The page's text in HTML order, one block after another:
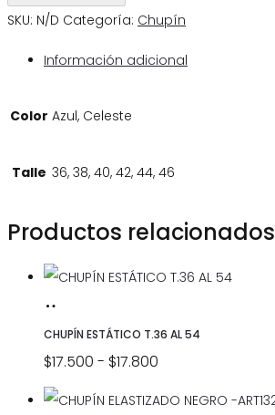
SKU: N/D Categoría: Chupín
Información adicional
Color Azul, Celeste
Talle 36, 38, 40, 42, 44, 46
Productos relacionados
OPCIONES
producto
tiene
CHUPÍN ESTÁTICO T.36 AL 54
$17.500 - $17.800
de